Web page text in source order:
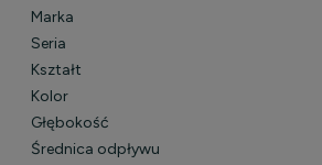
Marka
Seria
Kształt
Kolor
Głębokość
Średnica odpływu